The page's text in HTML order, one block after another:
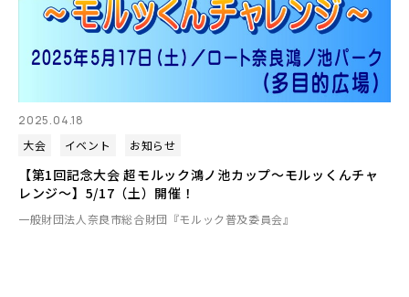
2025.04.18
大会
イベント お知らせ
【第1回記念大会 超モルック鴻ノ池カップ～モルッくんチャ
レンジ～】5/17（土）開催！
一般財団法人奈良市総合財団『モルック普及委員会』